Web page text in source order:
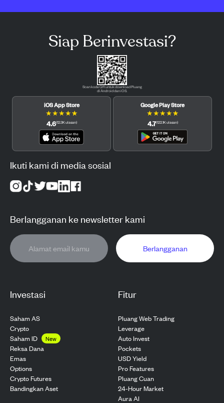
Investasi
Saham AS
Crypto
Saham ID
New
Reksa Dana
Emas
Options
Crypto Futures
Bandingkan Aset
Fitur
Pluang Web Trading
Leverage
Auto Invest
Pockets
USD Yield
Pro Features
Pluang Cuan
24-Hour Market
Aura AI
Siap Berinvestasi?
Scan kode QR untuk download Pluang
di Android dan iOS.
iOS App Store
★★★★★
4.6(12.3Kulasan)
Google Play Store
★★★★★
4.7(122.1Kulasan)
Ikuti kami di media sosial
Berlangganan ke newsletter kami
Berlangganan